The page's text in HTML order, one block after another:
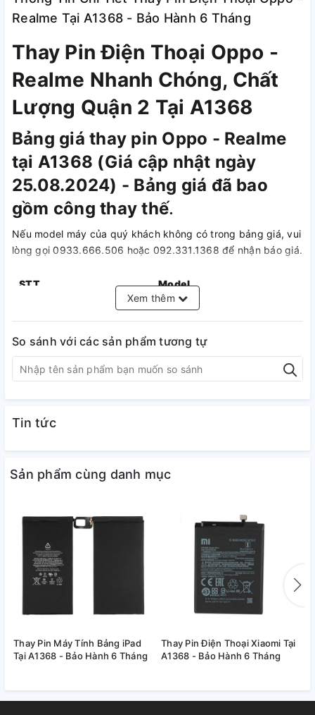
Realme Tại A1368 - Bảo Hành 6 Tháng
Thay Pin Điện Thoại Oppo -
Realme Nhanh Chóng, Chất
Lượng Quận 2 Tại A1368
Bảng giá thay pin Oppo - Realme
tại A1368 (Giá cập nhật ngày
25.08.2024) - Bảng giá đã bao
gồm công thay thế.
Nếu model máy của quý khách không có trong bảng giá, vui
lòng gọi 0933.666.506 hoặc 092.331.1368 để nhận báo giá.
STT Model
Oppo F3
2 Oppo F5
3 Oppo F9
4 Oppo F11
5
6 Oppo A3s
7 Oppo A5 2020
Oppo A91
Oppo A71
13 Oppo A53
Khi nào cần thay pin cho điện
Xem thêm
So sánh với các sản phẩm tương tự
Tin tức
Sản phẩm cùng danh mục
Thay Pin Máy Tính Bảng iPad
Tại A1368 - Bảo Hành 6 Tháng
Thay Pin Điện Thoại Xiaomi Tại
A1368 - Bảo Hành 6 Tháng